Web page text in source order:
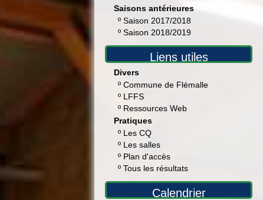
Saisons antérieures
º Saison 2017/2018
º Saison 2018/2019
Liens utiles
Divers
º Commune de Flémalle
º LFFS
º Ressources Web
Pratiques
º Les CQ
º Les salles
º Plan d'accès
º Tous les résultats
Calendrier